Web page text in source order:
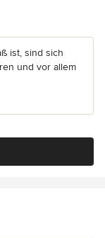
ist, sind sich
und vor allem